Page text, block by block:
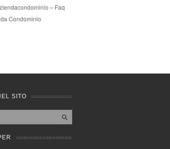
– Faq
Condominio
SITO